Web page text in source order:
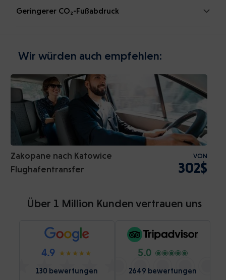
Geringerer CO₂-Fußabdruck
Wir würden auch empfehlen:
Zakopane nach Katowice
Flughafentransfer
VON
302$
Über 1 Million Kunden vertrauen uns
4.9
130 bewertungen
5.0
2649 bewertungen